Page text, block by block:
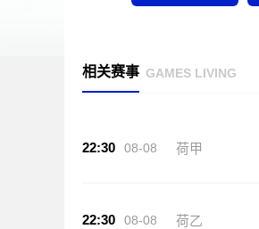
相关赛事 GAMES LIVING
22:30 08-08 荷甲
22:30 08-08 荷乙